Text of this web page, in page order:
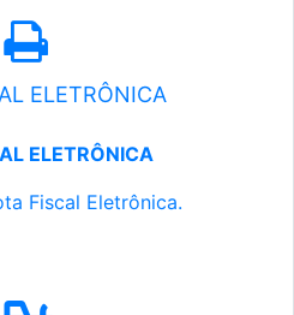
ELETRÔNICA
ELETRÔNICA
Fiscal Eletrônica.